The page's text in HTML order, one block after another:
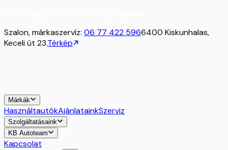
Szalon, márkaszervíz: 06 77 422 5966400 Kiskunhalas,
Keceli út 23.Térkép
Márkák
HasználtautókAjánlatainkSzerviz
Szolgáltatásaink
KB Autoteam
Kapcsolat